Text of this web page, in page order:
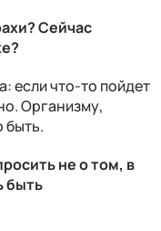
Сейчас
если что-то пойдет
Организму,
быть.
не о том, в
быть